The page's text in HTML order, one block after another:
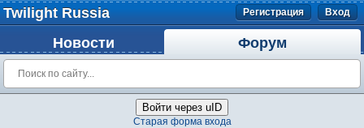
Twilight Russia Регистрация Вход
Новости Форум
Войти через uID
Старая форма входа